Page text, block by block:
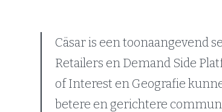
Cäsar is een toonaangevend
Retailers en Demand Side
of Interest en Geografie
betere en gerichtere